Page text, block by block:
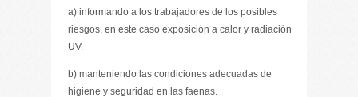
a) informando a los trabajadores de los posibles
riesgos, en este caso exposición a calor y radiación
UV.
b) manteniendo las condiciones adecuadas de
higiene y seguridad en las faenas.